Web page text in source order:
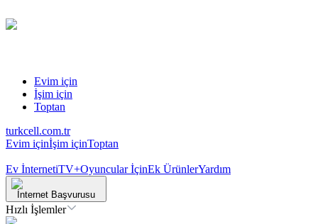
Evim için
İşim için
Toptan
turkcell.com.tr
Evim içinİşim içinToptan
Ev İnternetiTV+Oyuncular İçinEk ÜrünlerYardım
İnternet Başvurusu
Hızlı İşlemler